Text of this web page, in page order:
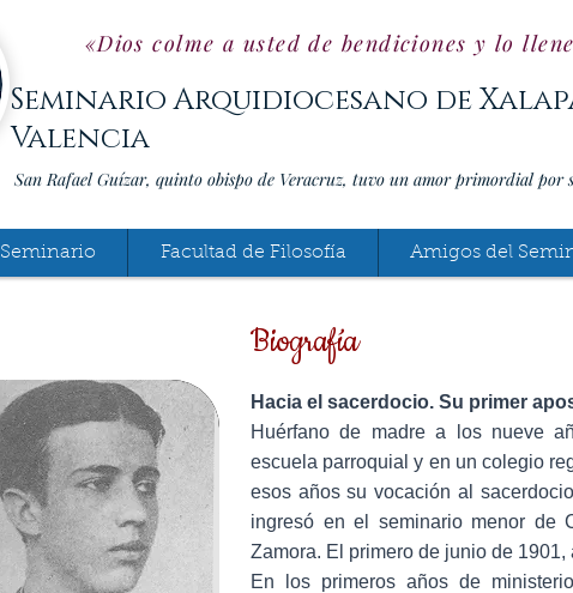
«Dios colme a usted de bendiciones y lo
Seminario Arquidiocesano de
Valencia
San Rafael Guízar, quinto obispo de Veracruz, tuvo un amor primordial por
Seminario Facultad de Filosofía Amigos del
Biografía
Hacia el sacerdocio. Su primer
Huérfano de madre a los nueve
escuela parroquial y en un colegio
esos años su vocación al
ingresó en el seminario menor de
Zamora. El primero de junio de
En los primeros años de